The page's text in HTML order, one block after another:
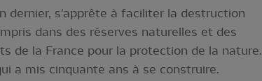
dernier, s'apprête à faciliter la destruction
dans des réserves naturelles et des
de la France pour la protection de la nature.
a mis cinquante ans à se construire.